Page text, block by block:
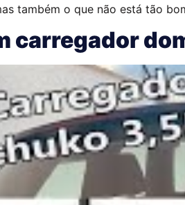
também o que não está tão
carregador